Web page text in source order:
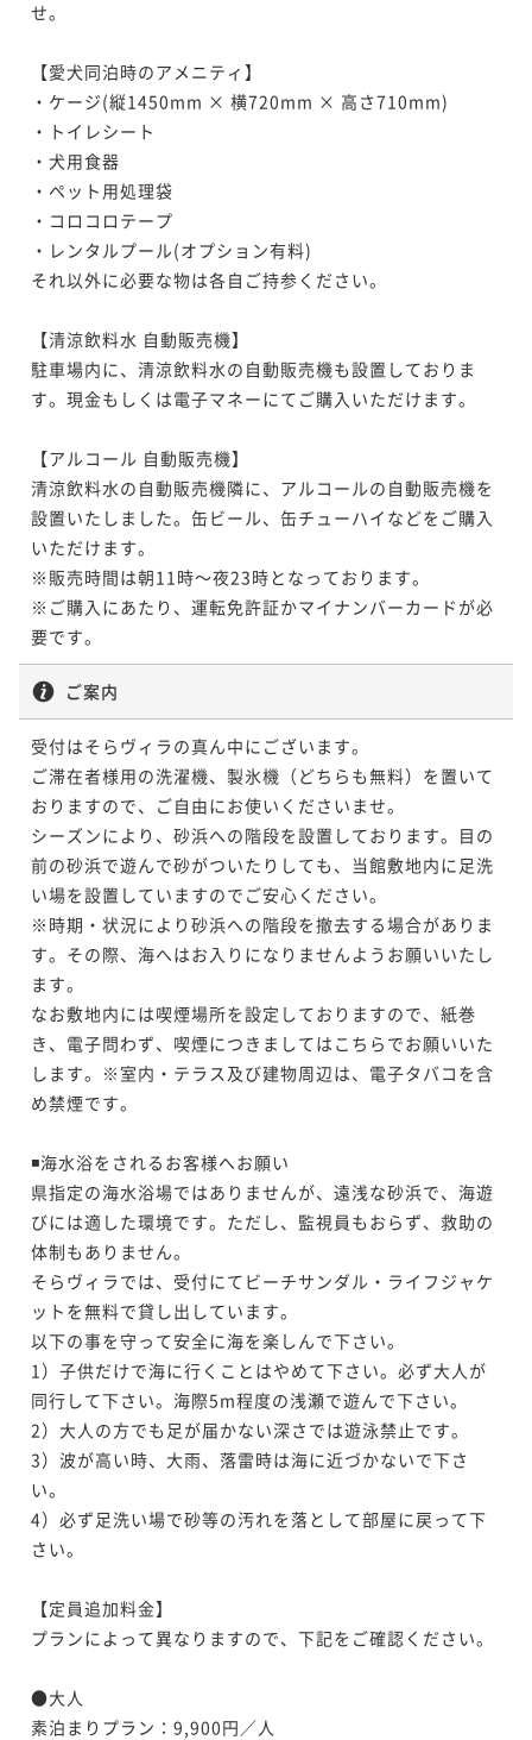
せ。
【愛犬同泊時の​アメニティ】
・ケージ(縦1450mm × 横720mm × 高さ710mm)
・トイレシート
・犬用食器
・ペット用処理袋
・コロコロテープ
・レンタルプール(オプション有料)
それ以外に必要な物は各自ご持参ください。
【清涼飲料水​ 自動販売機】
駐車場内に、清涼飲料水の自動販売機も設置しておりま
す。現金もしくは電子マネーにてご購入いただけます。
【アルコール ​自動販売機】
清涼飲料水の自動販売機隣に、アルコールの自動販売機を
設置いたしました。缶ビール、缶チューハイなどをご購入
いただけます。
※​販売時間は朝11時～夜23時となっております。​
※ご購入にあたり、運転免許証かマイナンバーカードが必
ご案内
受付はそらヴィラの真ん中にございます。
ご滞在者様用の洗濯機、製氷機（どちらも無料）を置いて
おりますので、ご自由にお使いくださいませ。
シーズンにより、砂浜への階段を設置しております。目の
前の砂浜で遊んで砂がついたりしても、当館敷地内に足洗
い場を設置していますのでご安心ください。
※時期・状況により砂浜への階段を撤去する場合がありま
す。その際、海へはお入りになりませんようお願いいたし
ます。
なお敷地内には喫煙場所を設定しておりますので、紙巻
き、電子問わず、喫煙につきましてはこちらでお願いいた
します。※室内・テラス及び建物周辺は、電子タバコを含
め禁煙です。
◾️海水浴をされるお客様へお願い
県指定の海水浴場ではありませんが、遠浅な砂浜で、海遊
びには適した環境です。ただし、監視員もおらず、救助の
体制もありません。
そらヴィラでは、受付にてビーチサンダル・ライフジャケ
ットを無料で貸し出しています。
以下の事を守って安全に海を楽しんで下さい。
1）子供だけで海に行くことはやめて下さい。必ず大人が
同行して下さい。海際5m程度の浅瀬で遊んで下さい。
2）大人の方でも足が届かない深さでは遊泳禁止です。
3）波が高い時、大雨、落雷時は海に近づかないで下さ
い。
4）必ず足洗い場で砂等の汚れを落として部屋に戻って下
さい。
【定員追加料金】
プランによって異なりますので、下記をご確認ください。
●大人
素泊まりプラン：9,900円／人